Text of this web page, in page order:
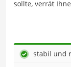
sollte, verrät
stabil und